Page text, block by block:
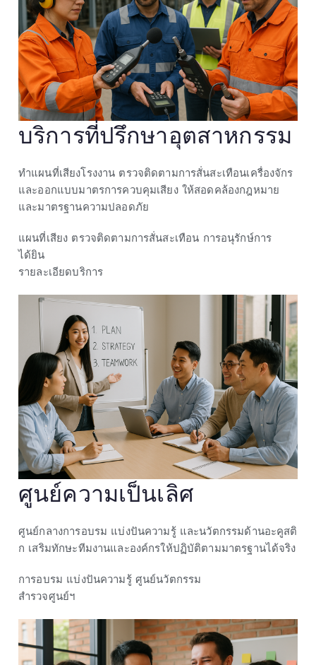
บริการที่ปรึกษาอุตสาหกรรม
ทำแผนที่เสียงโรงงาน ตรวจติดตามการสั่นสะเทือนเครื่องจักร
และออกแบบมาตรการควบคุมเสียง ให้สอดคล้องกฎหมาย
และมาตรฐานความปลอดภัย
แผนที่เสียง ตรวจติดตามการสั่นสะเทือน การอนุรักษ์การ
ได้ยิน
รายละเอียดบริการ
ศูนย์ความเป็นเลิศ
ศูนย์กลางการอบรม แบ่งปันความรู้ และนวัตกรรมด้านอะคูสติ
ก เสริมทักษะทีมงานและองค์กรให้ปฏิบัติตามมาตรฐานได้จริง
การอบรม แบ่งปันความรู้ ศูนย์นวัตกรรม
สำรวจศูนย์ฯ